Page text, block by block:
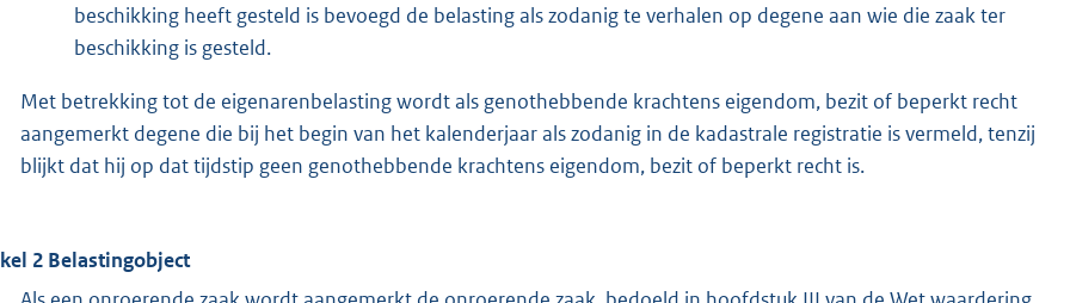
beschikking heeft gesteld is bevoegd de belasting als zodanig te verhalen op degene aan wie die zaak ter
beschikking is gesteld.
Met betrekking tot de eigenarenbelasting wordt als genothebbende krachtens eigendom, bezit of beperkt recht
aangemerkt degene die bij het begin van het kalenderjaar als zodanig in de kadastrale registratie is vermeld, tenzij
blijkt dat hij op dat tijdstip geen genothebbende krachtens eigendom, bezit of beperkt recht is.
2 Belastingobject